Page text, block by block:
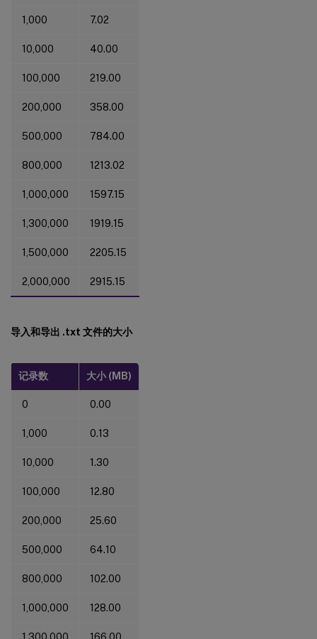
1,000 7.02
10,000 40.00
100,000 219.00
200,000 358.00
500,000 784.00
800,000 1213.02
1,000,000 1597.15
1,300,000 1919.15
1,500,000 2205.15
2,000,000 2915.15
导入和导出 .txt 文件的大小
记录数 大小 (MB)
0 0.00
1,000 0.13
10,000 1.30
100,000 12.80
200,000 25.60
500,000 64.10
800,000 102.00
1,000,000 128.00
1,300,000 166.00